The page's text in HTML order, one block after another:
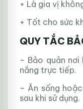
+ Là gia vị
+ Tốt cho sức
QUY TẮC
– Bảo quản
nắng trực tiếp.
– Ăn sống
sau khi sử dụng.